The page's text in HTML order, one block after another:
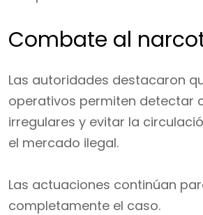
Combate al
Las autoridades destacaron
operativos permiten detectar
irregulares y evitar la
el mercado ilegal.
Las actuaciones continúan
completamente el caso.